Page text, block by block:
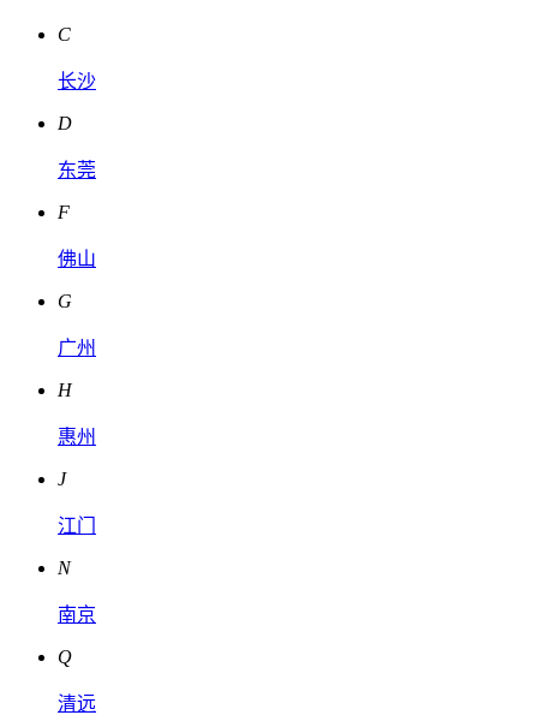
C
长沙
D
东莞
F
佛山
G
广州
H
惠州
J
江门
N
南京
Q
清远